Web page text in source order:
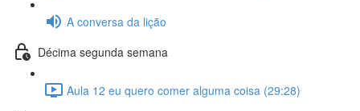
A conversa da lição
Décima segunda semana
Aula 12 eu quero comer alguma coisa (29:28)